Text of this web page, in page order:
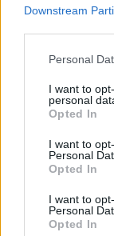
Downstream
Please note that
not limited to
grant or deny
use your data
consent section.
Personal
I want to
personal
Opted In
I want to
Personal
Opted In
I want to
Personal
Opted In
Πιο
1 Νίκα
με τα δύο
Η Άννα
έπαιζε
πρότεινε
Θρήνος
πατέρας
πήγαν
πάρουν